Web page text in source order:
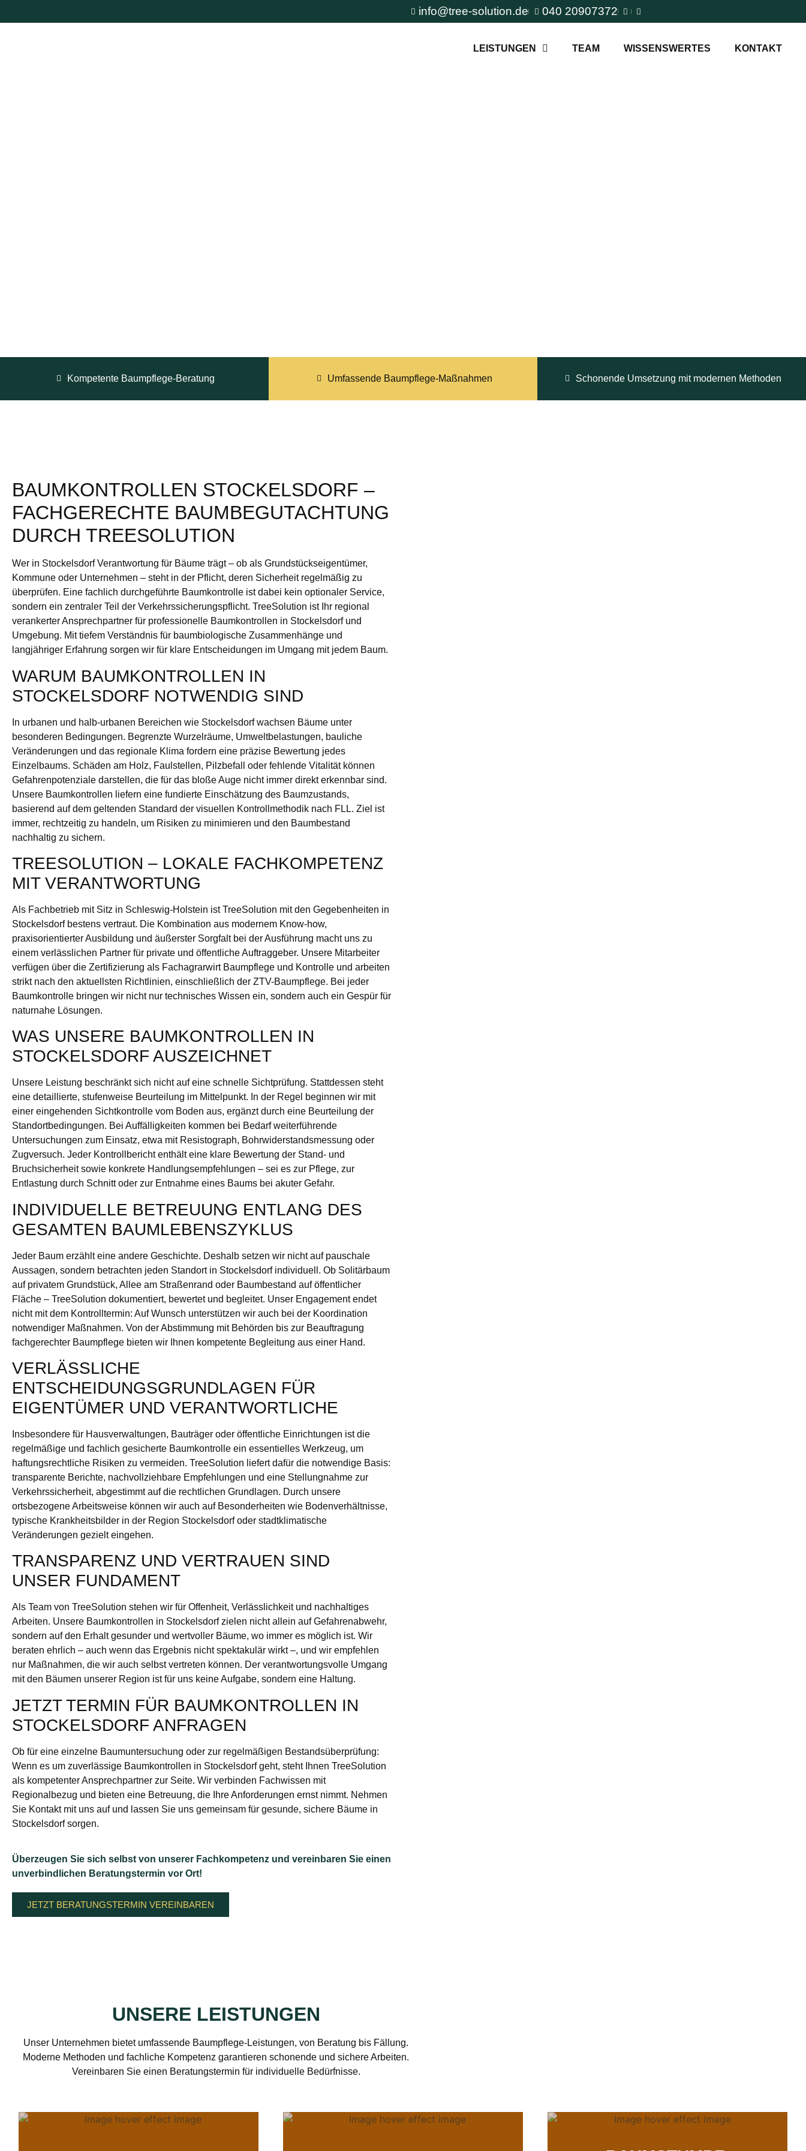
info@tree-solution.de 040 20907372
LEISTUNGEN TEAM WISSENSWERTES KONTAKT
Kompetente Baumpflege-Beratung Umfassende Baumpflege-Maßnahmen Schonende Umsetzung mit modernen Methoden
BAUMKONTROLLEN STOCKELSDORF –
FACHGERECHTE BAUMBEGUTACHTUNG
DURCH TREESOLUTION
Wer in Stockelsdorf Verantwortung für Bäume trägt – ob als Grundstückseigentümer,
Kommune oder Unternehmen – steht in der Pflicht, deren Sicherheit regelmäßig zu
überprüfen. Eine fachlich durchgeführte Baumkontrolle ist dabei kein optionaler Service,
sondern ein zentraler Teil der Verkehrssicherungspflicht. TreeSolution ist Ihr regional
verankerter Ansprechpartner für professionelle Baumkontrollen in Stockelsdorf und
Umgebung. Mit tiefem Verständnis für baumbiologische Zusammenhänge und
langjähriger Erfahrung sorgen wir für klare Entscheidungen im Umgang mit jedem Baum.
WARUM BAUMKONTROLLEN IN
STOCKELSDORF NOTWENDIG SIND
In urbanen und halb-urbanen Bereichen wie Stockelsdorf wachsen Bäume unter
besonderen Bedingungen. Begrenzte Wurzelräume, Umweltbelastungen, bauliche
Veränderungen und das regionale Klima fordern eine präzise Bewertung jedes
Einzelbaums. Schäden am Holz, Faulstellen, Pilzbefall oder fehlende Vitalität können
Gefahrenpotenziale darstellen, die für das bloße Auge nicht immer direkt erkennbar sind.
Unsere Baumkontrollen liefern eine fundierte Einschätzung des Baumzustands,
basierend auf dem geltenden Standard der visuellen Kontrollmethodik nach FLL. Ziel ist
immer, rechtzeitig zu handeln, um Risiken zu minimieren und den Baumbestand
nachhaltig zu sichern.
TREESOLUTION – LOKALE FACHKOMPETENZ
MIT VERANTWORTUNG
Als Fachbetrieb mit Sitz in Schleswig-Holstein ist TreeSolution mit den Gegebenheiten in
Stockelsdorf bestens vertraut. Die Kombination aus modernem Know-how,
praxisorientierter Ausbildung und äußerster Sorgfalt bei der Ausführung macht uns zu
einem verlässlichen Partner für private und öffentliche Auftraggeber. Unsere Mitarbeiter
verfügen über die Zertifizierung als Fachagrarwirt Baumpflege und Kontrolle und arbeiten
strikt nach den aktuellsten Richtlinien, einschließlich der ZTV-Baumpflege. Bei jeder
Baumkontrolle bringen wir nicht nur technisches Wissen ein, sondern auch ein Gespür für
naturnahe Lösungen.
WAS UNSERE BAUMKONTROLLEN IN
STOCKELSDORF AUSZEICHNET
Unsere Leistung beschränkt sich nicht auf eine schnelle Sichtprüfung. Stattdessen steht
eine detaillierte, stufenweise Beurteilung im Mittelpunkt. In der Regel beginnen wir mit
einer eingehenden Sichtkontrolle vom Boden aus, ergänzt durch eine Beurteilung der
Standortbedingungen. Bei Auffälligkeiten kommen bei Bedarf weiterführende
Untersuchungen zum Einsatz, etwa mit Resistograph, Bohrwiderstandsmessung oder
Zugversuch. Jeder Kontrollbericht enthält eine klare Bewertung der Stand- und
Bruchsicherheit sowie konkrete Handlungsempfehlungen – sei es zur Pflege, zur
Entlastung durch Schnitt oder zur Entnahme eines Baums bei akuter Gefahr.
INDIVIDUELLE BETREUUNG ENTLANG DES
GESAMTEN BAUMLEBENSZYKLUS
Jeder Baum erzählt eine andere Geschichte. Deshalb setzen wir nicht auf pauschale
Aussagen, sondern betrachten jeden Standort in Stockelsdorf individuell. Ob Solitärbaum
auf privatem Grundstück, Allee am Straßenrand oder Baumbestand auf öffentlicher
Fläche – TreeSolution dokumentiert, bewertet und begleitet. Unser Engagement endet
nicht mit dem Kontrolltermin: Auf Wunsch unterstützen wir auch bei der Koordination
notwendiger Maßnahmen. Von der Abstimmung mit Behörden bis zur Beauftragung
fachgerechter Baumpflege bieten wir Ihnen kompetente Begleitung aus einer Hand.
VERLÄSSLICHE
ENTSCHEIDUNGSGRUNDLAGEN FÜR
EIGENTÜMER UND VERANTWORTLICHE
Insbesondere für Hausverwaltungen, Bauträger oder öffentliche Einrichtungen ist die
regelmäßige und fachlich gesicherte Baumkontrolle ein essentielles Werkzeug, um
haftungsrechtliche Risiken zu vermeiden. TreeSolution liefert dafür die notwendige Basis:
transparente Berichte, nachvollziehbare Empfehlungen und eine Stellungnahme zur
Verkehrssicherheit, abgestimmt auf die rechtlichen Grundlagen. Durch unsere
ortsbezogene Arbeitsweise können wir auch auf Besonderheiten wie Bodenverhältnisse,
typische Krankheitsbilder in der Region Stockelsdorf oder stadtklimatische
Veränderungen gezielt eingehen.
TRANSPARENZ UND VERTRAUEN SIND
UNSER FUNDAMENT
Als Team von TreeSolution stehen wir für Offenheit, Verlässlichkeit und nachhaltiges
Arbeiten. Unsere Baumkontrollen in Stockelsdorf zielen nicht allein auf Gefahrenabwehr,
sondern auf den Erhalt gesunder und wertvoller Bäume, wo immer es möglich ist. Wir
beraten ehrlich – auch wenn das Ergebnis nicht spektakulär wirkt –, und wir empfehlen
nur Maßnahmen, die wir auch selbst vertreten können. Der verantwortungsvolle Umgang
mit den Bäumen unserer Region ist für uns keine Aufgabe, sondern eine Haltung.
JETZT TERMIN FÜR BAUMKONTROLLEN IN
STOCKELSDORF ANFRAGEN
Ob für eine einzelne Baumuntersuchung oder zur regelmäßigen Bestandsüberprüfung:
Wenn es um zuverlässige Baumkontrollen in Stockelsdorf geht, steht Ihnen TreeSolution
als kompetenter Ansprechpartner zur Seite. Wir verbinden Fachwissen mit
Regionalbezug und bieten eine Betreuung, die Ihre Anforderungen ernst nimmt. Nehmen
Sie Kontakt mit uns auf und lassen Sie uns gemeinsam für gesunde, sichere Bäume in
Stockelsdorf sorgen.
Überzeugen Sie sich selbst von unserer Fachkompetenz und vereinbaren Sie einen
unverbindlichen Beratungstermin vor Ort!
JETZT BERATUNGSTERMIN VEREINBAREN
UNSERE LEISTUNGEN
Unser Unternehmen bietet umfassende Baumpflege-Leistungen, von Beratung bis Fällung.
Moderne Methoden und fachliche Kompetenz garantieren schonende und sichere Arbeiten.
Vereinbaren Sie einen Beratungstermin für individuelle Bedürfnisse.